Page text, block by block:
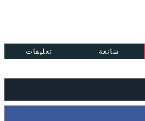
شائعة تعليقات